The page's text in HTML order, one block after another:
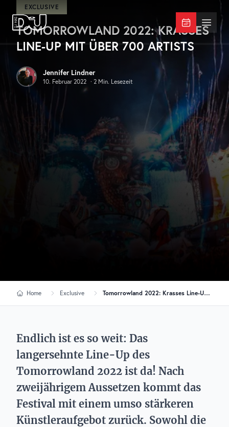
Zum Hauptinhalt springen
DJ Mag Germany Menü
EXCLUSIVE
TOMORROWLAND 2022: KRASSES
LINE-UP MIT ÜBER 700 ARTISTS
Jennifer Lindner
10. Februar 2022 · 2 Min. Lesezeit
Home Exclusive Tomorrowland 2022: Krasses Line-Up mit über 700 Artists
Endlich ist es so weit: Das
langersehnte Line-Up des
Tomorrowland 2022 ist da! Nach
zweijährigem Aussetzen kommt das
Festival mit einem umso stärkeren
Künstleraufgebot zurück. Sowohl die